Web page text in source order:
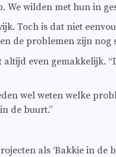
wilden met hun in
Toch is dat niet
de problemen zijn nog
even
wel weten welke
de buurt.”
als ‘Bakkie in